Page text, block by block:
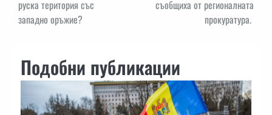
руска територия със
западно оръжие?
съобщиха от регионалната
прокуратура.
Подобни публикации